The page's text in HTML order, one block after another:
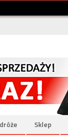
Sklep